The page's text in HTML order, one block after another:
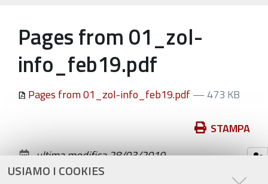
USIAMO I COOKIES
Pages from 01_zol-
info_feb19.pdf
Pages from 01_zol-info_feb19.pdf— 473 KB
documento
STAMPA
ultima modifica28/03/2019